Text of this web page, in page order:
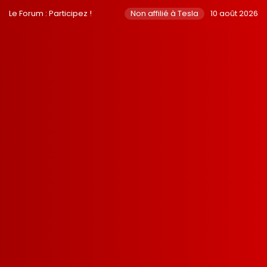
Le Forum : Participez ! Non affilié à Tesla 10 août 2026